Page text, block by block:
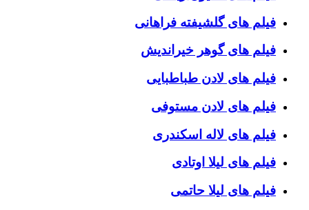
فیلم های گلشیفته فراهانی
فیلم های گوهر خیراندیش
فیلم های لادن طباطبایی
فیلم های لادن مستوفی
فیلم های لاله اسکندری
فیلم های لیلا اوتادی
فیلم های لیلا حاتمی